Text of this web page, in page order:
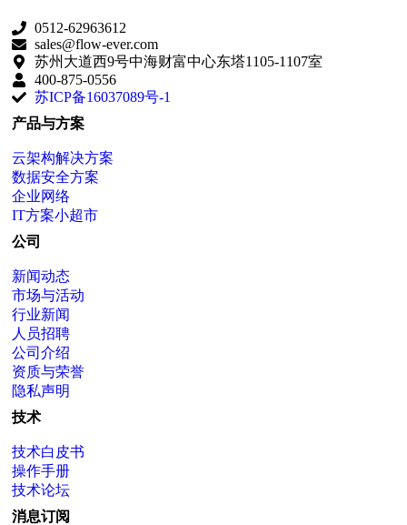
0512-62963612
sales@flow-ever.com
苏州大道西9号中海财富中心东塔1105-1107室
400-875-0556
苏ICP备16037089号-1
产品与方案
云架构解决方案
数据安全方案
企业网络
IT方案小超市
公司
新闻动态
市场与活动
行业新闻
人员招聘
公司介绍
资质与荣誉
隐私声明
技术
技术白皮书
操作手册
技术论坛
消息订阅